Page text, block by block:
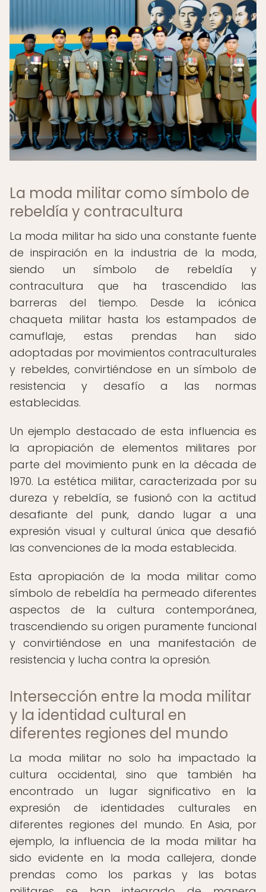
La moda militar como símbolo de
rebeldía y contracultura
La moda militar ha sido una constante fuente
de inspiración en la industria de la moda,
siendo un símbolo de rebeldía y
contracultura que ha trascendido las
barreras del tiempo. Desde la icónica
chaqueta militar hasta los estampados de
camuflaje, estas prendas han sido
adoptadas por movimientos contraculturales
y rebeldes, convirtiéndose en un símbolo de
resistencia y desafío a las normas
establecidas.
Un ejemplo destacado de esta influencia es
la apropiación de elementos militares por
parte del movimiento punk en la década de
1970. La estética militar, caracterizada por su
dureza y rebeldía, se fusionó con la actitud
desafiante del punk, dando lugar a una
expresión visual y cultural única que desafió
las convenciones de la moda establecida.
Esta apropiación de la moda militar como
símbolo de rebeldía ha permeado diferentes
aspectos de la cultura contemporánea,
trascendiendo su origen puramente funcional
y convirtiéndose en una manifestación de
resistencia y lucha contra la opresión.
Intersección entre la moda militar
y la identidad cultural en
diferentes regiones del mundo
La moda militar no solo ha impactado la
cultura occidental, sino que también ha
encontrado un lugar significativo en la
expresión de identidades culturales en
diferentes regiones del mundo. En Asia, por
ejemplo, la influencia de la moda militar ha
sido evidente en la moda callejera, donde
prendas como los parkas y las botas